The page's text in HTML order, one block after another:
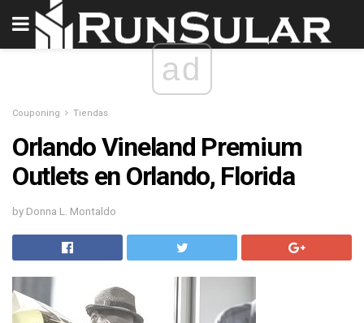
ad
Couponing Tiendas
Orlando Vineland Premium
Outlets en Orlando, Florida
by Donna L. Montaldo